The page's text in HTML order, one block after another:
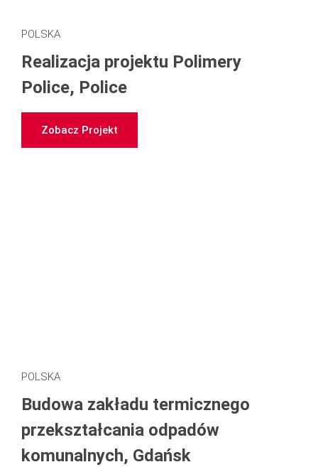
POLSKA
Realizacja projektu Polimery
Police, Police
Zobacz Projekt
POLSKA
Budowa zakładu termicznego
przekształcania odpadów
komunalnych, Gdańsk